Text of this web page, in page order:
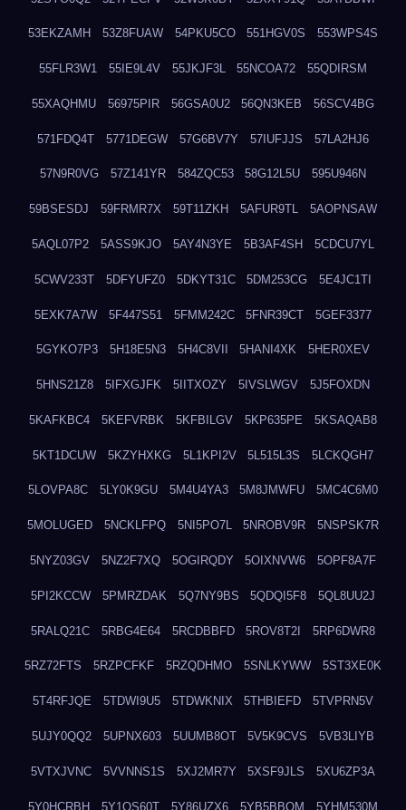
53EKZAMH 53Z8FUAW 54PKU5CO 551HGV0S 553WPS4S
55FLR3W1 55IE9L4V 55JKJF3L 55NCOA72 55QDIRSM
55XAQHMU 56975PIR 56GSA0U2 56QN3KEB 56SCV4BG
571FDQ4T 5771DEGW 57G6BV7Y 57IUFJJS 57LA2HJ6
57N9R0VG 57Z141YR 584ZQC53 58G12L5U 595U946N
59BSESDJ 59FRMR7X 59T11ZKH 5AFUR9TL 5AOPNSAW
5AQL07P2 5ASS9KJO 5AY4N3YE 5B3AF4SH 5CDCU7YL
5CWV233T 5DFYUFZ0 5DKYT31C 5DM253CG 5E4JC1TI
5EXK7A7W 5F447S51 5FMM242C 5FNR39CT 5GEF3377
5GYKO7P3 5H18E5N3 5H4C8VII 5HANI4XK 5HER0XEV
5HNS21Z8 5IFXGJFK 5IITXOZY 5IVSLWGV 5J5FOXDN
5KAFKBC4 5KEFVRBK 5KFBILGV 5KP635PE 5KSAQAB8
5KT1DCUW 5KZYHXKG 5L1KPI2V 5L515L3S 5LCKQGH7
5LOVPA8C 5LY0K9GU 5M4U4YA3 5M8JMWFU 5MC4C6M0
5MOLUGED 5NCKLFPQ 5NI5PO7L 5NROBV9R 5NSPSK7R
5NYZ03GV 5NZ2F7XQ 5OGIRQDY 5OIXNVW6 5OPF8A7F
5PI2KCCW 5PMRZDAK 5Q7NY9BS 5QDQI5F8 5QL8UU2J
5RALQ21C 5RBG4E64 5RCDBBFD 5ROV8T2I 5RP6DWR8
5RZ72FTS 5RZPCFKF 5RZQDHMO 5SNLKYWW 5ST3XE0K
5T4RFJQE 5TDWI9U5 5TDWKNIX 5THBIEFD 5TVPRN5V
5UJY0QQ2 5UPNX603 5UUMB8OT 5V5K9CVS 5VB3LIYB
5VTXJVNC 5VVNNS1S 5XJ2MR7Y 5XSF9JLS 5XU6ZP3A
5Y0HCRBH 5Y1QS60T 5Y86UZX6 5YB5BBQM 5YHM530M